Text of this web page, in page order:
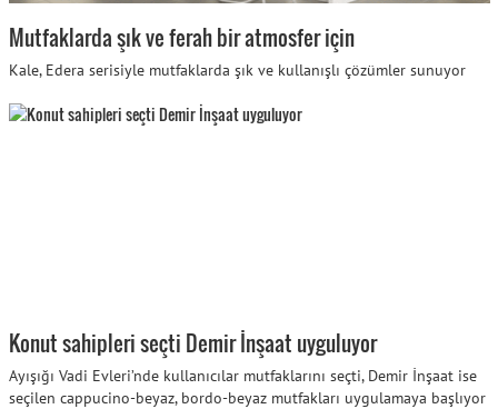
Mutfaklarda şık ve ferah bir atmosfer için
Kale, Edera serisiyle mutfaklarda şık ve kullanışlı çözümler sunuyor
Konut sahipleri seçti Demir İnşaat uyguluyor
Ayışığı Vadi Evleri’nde kullanıcılar mutfaklarını seçti, Demir İnşaat ise
seçilen cappucino-beyaz, bordo-beyaz mutfakları uygulamaya başlıyor